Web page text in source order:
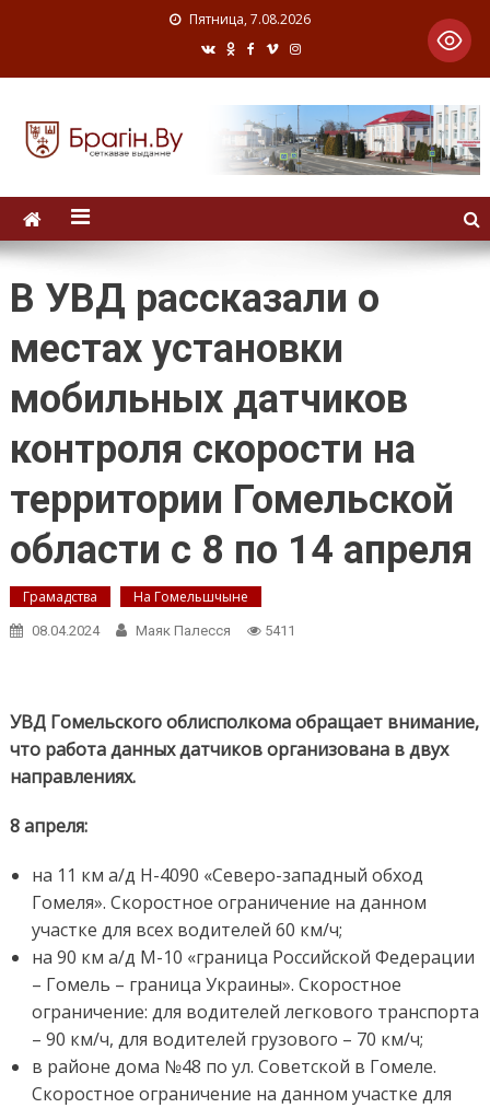
Пятница, 7.08.2026
В УВД рассказали о
местах установки
мобильных датчиков
контроля скорости на
территории Гомельской
области с 8 по 14 апреля
Грамадства На Гомельшчыне
08.04.2024 Маяк Палесся 5411
УВД Гомельского облисполкома обращает внимание,
что работа данных датчиков организована в двух
направлениях.
8 апреля:
на 11 км а/д Н-4090 «Северо-западный обход
Гомеля». Скоростное ограничение на данном
участке для всех водителей 60 км/ч;
на 90 км а/д М-10 «граница Российской Федерации
– Гомель – граница Украины». Скоростное
ограничение: для водителей легкового транспорта
– 90 км/ч, для водителей грузового – 70 км/ч;
в районе дома №48 по ул. Советской в Гомеле.
Скоростное ограничение на данном участке для